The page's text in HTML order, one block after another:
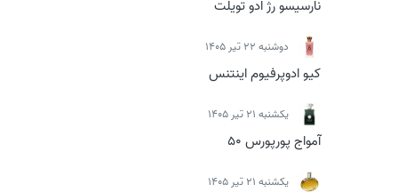
نارسیسو رژ ادو تویلت
دوشنبه 22 تیر 1405
کیو ادوپرفیوم اینتنس
يكشنبه 21 تیر 1405
آمواج پورپورس 50
يكشنبه 21 تیر 1405